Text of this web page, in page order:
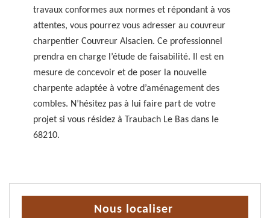
travaux conformes aux normes et répondant à vos
attentes, vous pourrez vous adresser au couvreur
charpentier Couvreur Alsacien. Ce professionnel
prendra en charge l’étude de faisabilité. Il est en
mesure de concevoir et de poser la nouvelle
charpente adaptée à votre d’aménagement des
combles. N’hésitez pas à lui faire part de votre
projet si vous résidez à Traubach Le Bas dans le
68210.
Nous localiser